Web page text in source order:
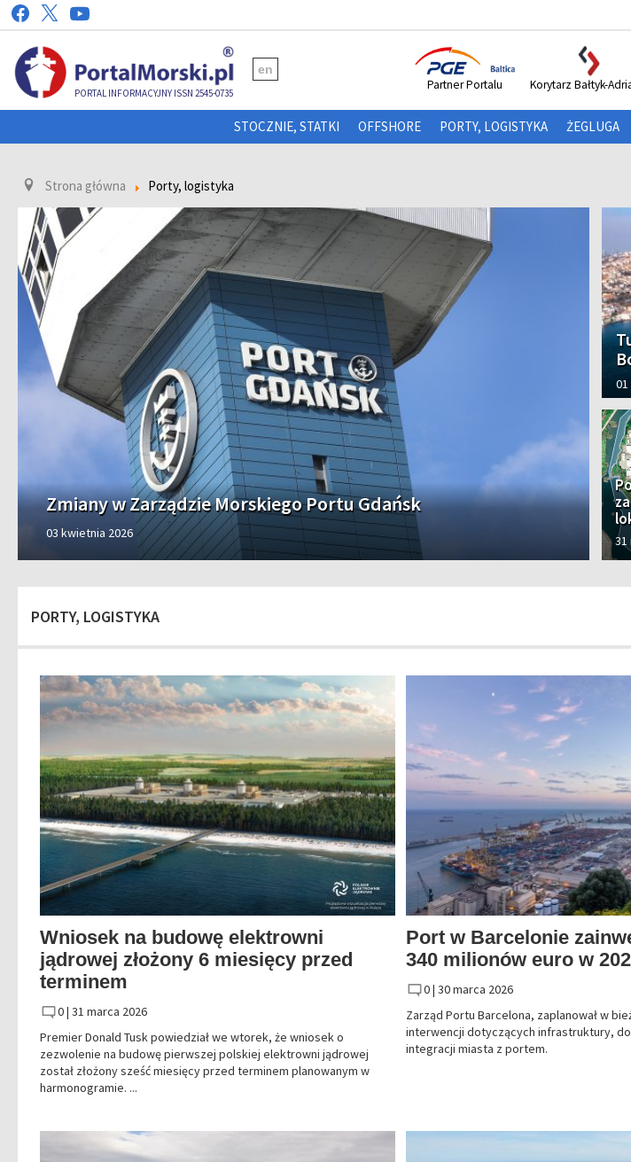
PORTAL INFORMACYJNY ISSN 2545-0735
en
Partner Portalu Korytarz Bałtyk-
STOCZNIE, STATKI OFFSHORE PORTY, LOGISTYKA ŻEGLUGA
Strona główna Porty, logistyka
Zmiany w Zarządzie Morskiego Portu Gdańsk
03 kwietnia 2026 31
PORTY, LOGISTYKA
Wniosek na budowę elektrowni
jądrowej złożony 6 miesięcy przed
terminem
0 | 31 marca 2026
Premier Donald Tusk powiedział we wtorek, że wniosek o
zezwolenie na budowę pierwszej polskiej elektrowni jądrowej
został złożony sześć miesięcy przed terminem planowanym w
harmonogramie. ...
Port w Barcelonie
340 milionów euro w
0 |30 marca 2026
Zarząd Portu Barcelona, zaplanował w
interwencji dotyczących infrastruktury,
integracji miasta z portem.